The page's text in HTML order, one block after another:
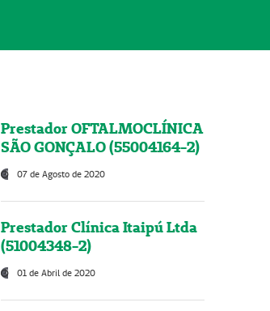
Prestador OFTALMOCLÍNICA
SÃO GONÇALO (55004164-2)
07 de Agosto de 2020
Prestador Clínica Itaipú Ltda
(51004348-2)
01 de Abril de 2020